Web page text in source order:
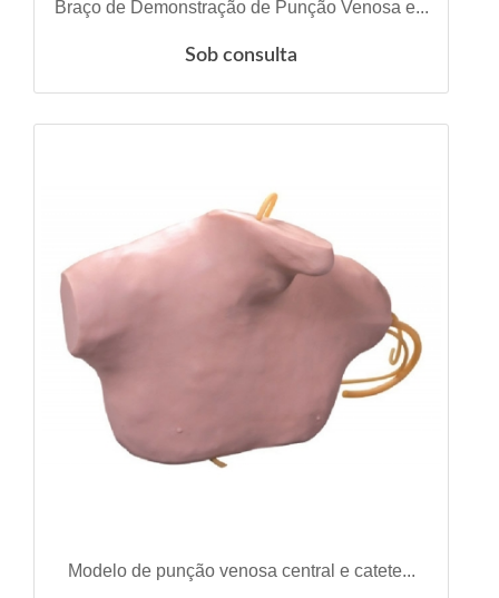
Braço de Demonstração de Punção Venosa e...
Sob consulta
ESGOTADO
Modelo de punção venosa central e catete...